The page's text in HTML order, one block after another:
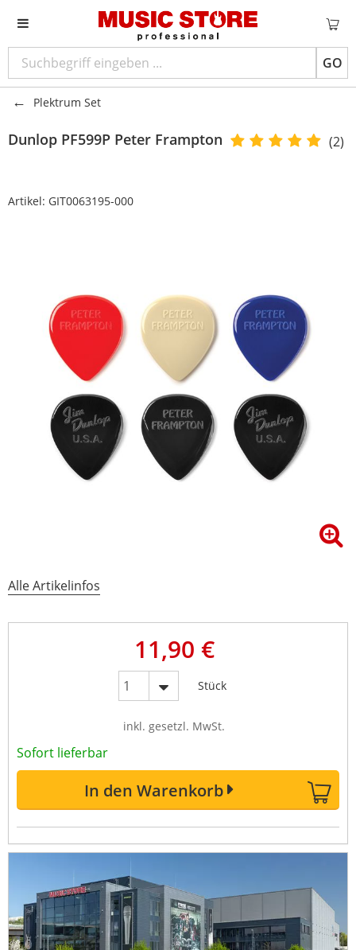
GO
Plektrum Set
Dunlop PF599P Peter Frampton (2)
Artikel: GIT0063195-000
Alle Artikelinfos
11,90 €
Stück
inkl. gesetzl. MwSt.
Sofort lieferbar
In den Warenkorb